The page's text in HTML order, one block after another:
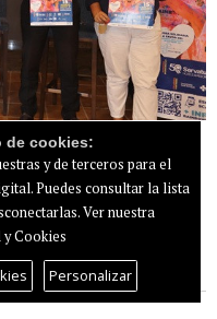
encuentro familiar,
aniversario de
y caminata [...]Leer
de cookies:
y de terceros para el
Puedes consultar la lista
Ver nuestra
Cookies
Personalizar